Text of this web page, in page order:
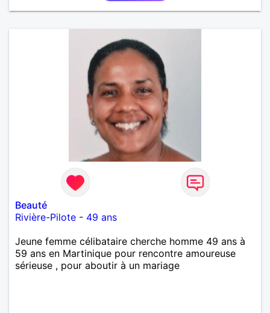
Beauté
Rivière-Pilote - 49 ans
Jeune femme célibataire cherche homme 49 ans à
59 ans en Martinique pour rencontre amoureuse
sérieuse , pour aboutir à un mariage